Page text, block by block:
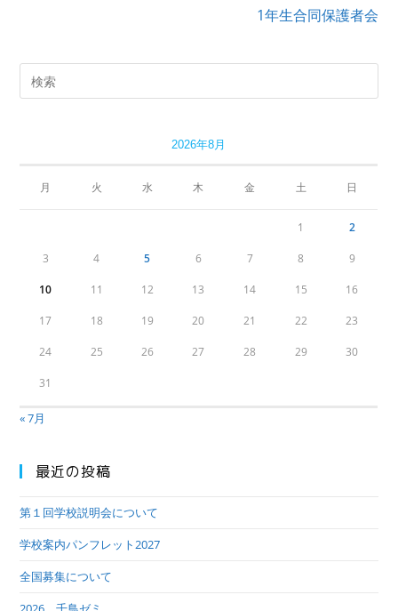
1年生合同保護者会
2026年8月
月 火 水 木 金 土 日
1 2
3 4 5 6 7 8 9
10 11 12 13 14 15 16
17 18 19 20 21 22 23
24 25 26 27 28 29 30
31
« 7月
最近の投稿
第１回学校説明会について
学校案内パンフレット2027
全国募集について